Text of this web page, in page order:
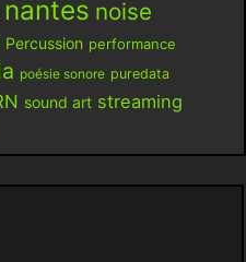
nantes noise
Percussion performance
poésie sonore puredata
sound art streaming